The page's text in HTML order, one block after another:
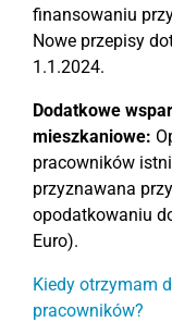
finansowaniu
Nowe przepisy
1.1.2024.
Dodatkowe
mieszkaniowe:
pracowników
przyznawana
opodatkowaniu
Euro).
Kiedy otrzymam
pracowników?